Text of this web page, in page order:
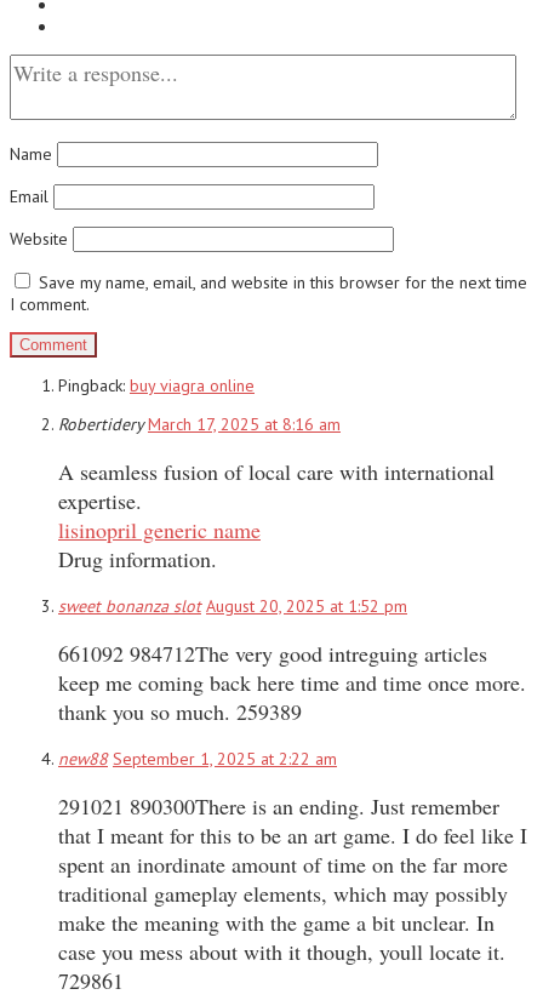
Name
Email
Website
Save my name, email, and website in this browser for the next time
I comment.
Pingback: buy viagra online
RobertideryMarch 17, 2025 at 8:16 am
A seamless fusion of local care with international
expertise.
lisinopril generic name
Drug information.
sweet bonanza slot August 20, 2025 at 1:52 pm
661092 984712The very good intreguing articles
keep me coming back here time and time once more.
thank you so much. 259389
new88 September 1, 2025 at 2:22 am
291021 890300There is an ending. Just remember
that I meant for this to be an art game. I do feel like I
spent an inordinate amount of time on the far more
traditional gameplay elements, which may possibly
make the meaning with the game a bit unclear. In
case you mess about with it though, youll locate it.
729861